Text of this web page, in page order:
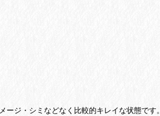
・シミなどなく比較的キレイな状態です。